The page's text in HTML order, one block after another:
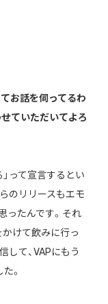
てお話を伺ってるわ
せていただいてよろ
って宣言するとい
のリリースもエモ
ったんです。それ
かけて飲みに行っ
して、VAPにもう
。